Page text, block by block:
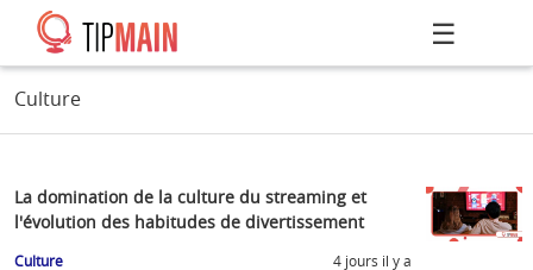
☰
Culture
La domination de la culture du streaming et
l'évolution des habitudes de divertissement
Culture 4 jours il y a